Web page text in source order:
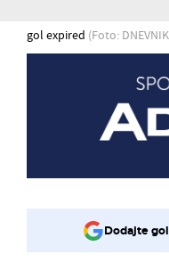
gol expired (Foto:
Dodajte